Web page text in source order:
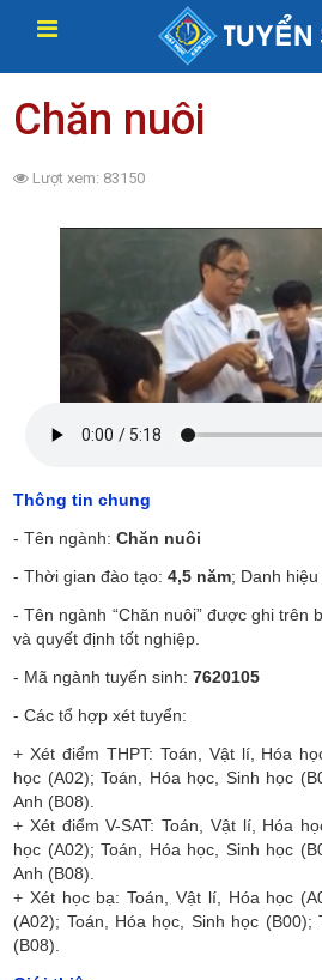
Chăn nuôi
Lượt xem: 83150
Thông tin chung
- Tên ngành:Chăn nuôi
- Thờigian đào tạo:4,5 năm; Danh
- Tên ngành “Chăn nuôi” được ghi trên
và quyết định tốt nghiệp.
- Mã ngành tuyển sinh:7620105
- Cáctổ hợp xét tuyển:
+ Xét điểm THPT: Toán, Vật lí, Hóa
học (A02); Toán, Hóa học, Sinh học
Anh (B08).
+ Xét điểm V-SAT: Toán, Vật lí, Hóa
học (A02); Toán, Hóa học, Sinh học
Anh (B08).
+ Xét học bạ: Toán, Vật lí, Hóa học
(A02); Toán, Hóa học, Sinh học (B00);
(B08).